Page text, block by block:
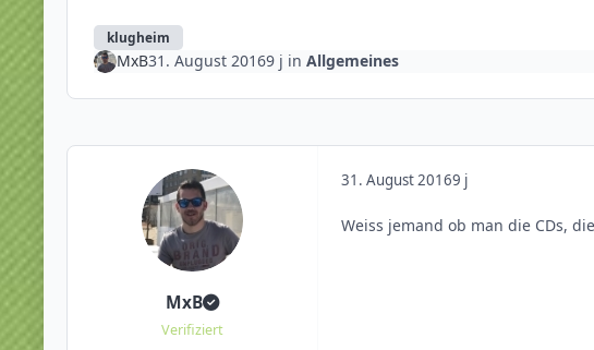
klugheim
MxB31. August 20169 j in Allgemeines
MxB
Verifiziert
31. August 20169 j
Weiss jemand ob man die CDs,